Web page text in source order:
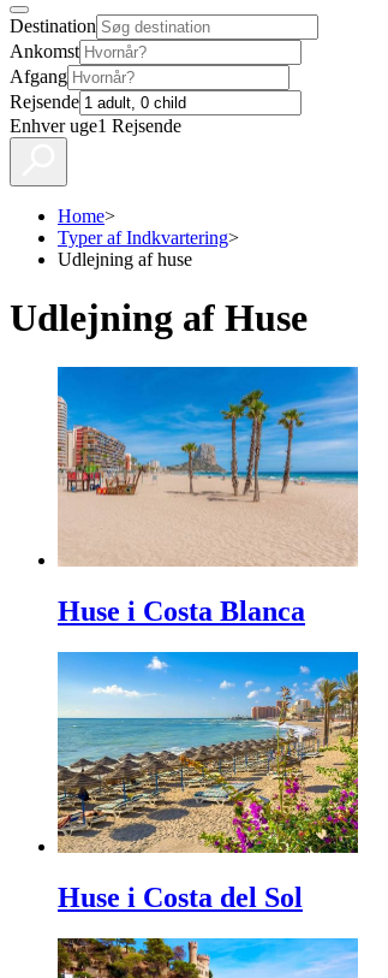
Destination
Ankomst
Afgang
Rejsende
Enhver uge1 Rejsende
Home>
Typer af Indkvartering>
Udlejning af huse
Udlejning af Huse
Huse i Costa Blanca
Huse i Costa del Sol